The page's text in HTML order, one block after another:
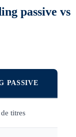
passive vs
PASSIVE
titres